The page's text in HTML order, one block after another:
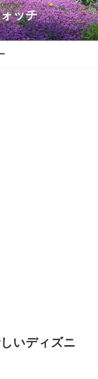
ッチ
いディズニ